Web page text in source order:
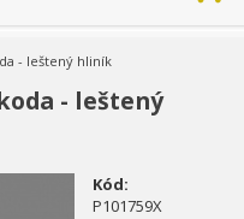
- leštený hliník
- leštený
Kód:
P101759X